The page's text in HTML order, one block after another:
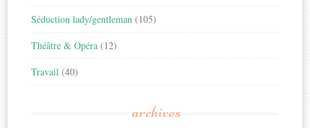
Séduction lady/gentleman (105)
Théâtre & Opéra (12)
Travail (40)
archives